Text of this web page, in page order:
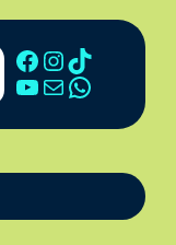
Facebook
Instagram
TikTok
YouTube
Mail